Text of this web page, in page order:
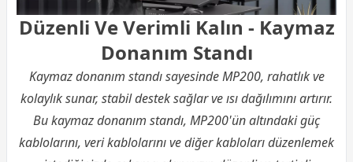
Düzenli Ve Verimli Kalın - Kaymaz
Donanım Standı
Kaymaz donanım standı sayesinde MP200, rahatlık ve
kolaylık sunar, stabil destek sağlar ve ısı dağılımını artırır.
Bu kaymaz donanım standı, MP200'ün altındaki güç
kablolarını, veri kablolarını ve diğer kabloları düzenlemek